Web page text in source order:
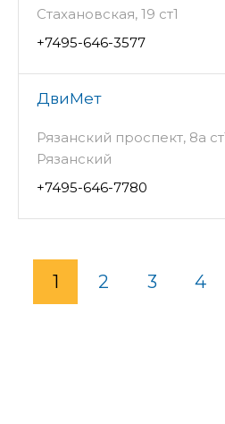
Стахановская, 19 ст1
+7495-646-3577
ДвиМет
Рязанский проспект, 8а
Рязанский
+7495-646-7780
1 2 3 4